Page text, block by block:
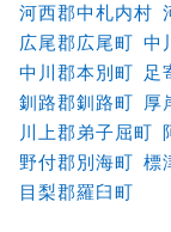
河西郡中札内村
広尾郡広尾町 中
中川郡本別町
足
釧路郡釧路町
厚
川上郡弟子屈町
野付郡別海町 標
目梨郡羅臼町